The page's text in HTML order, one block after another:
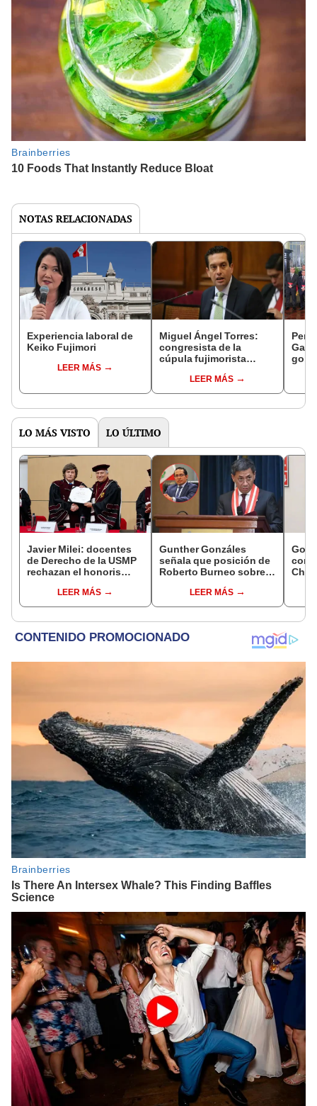
NOTAS RELACIONADAS
Experiencia laboral de
Keiko Fujimori
LEER MÁS
Miguel Ángel Torres:
congresista de la
cúpula fujimorista
del SenadoLEER MÁS
LO MÁS VISTO LO ÚLTIMO
Javier Milei: docentes
de Derecho de la USMP
rechazan el honoris
presidente de Argentina
LEER MÁS
Gunther Gonzáles
señala que posición de
Roberto Burneo sobre
Aliaga no representan al
JNE
LEER MÁS